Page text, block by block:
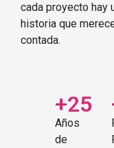
cada proyecto hay
historia que
contada.
+25
Años
de